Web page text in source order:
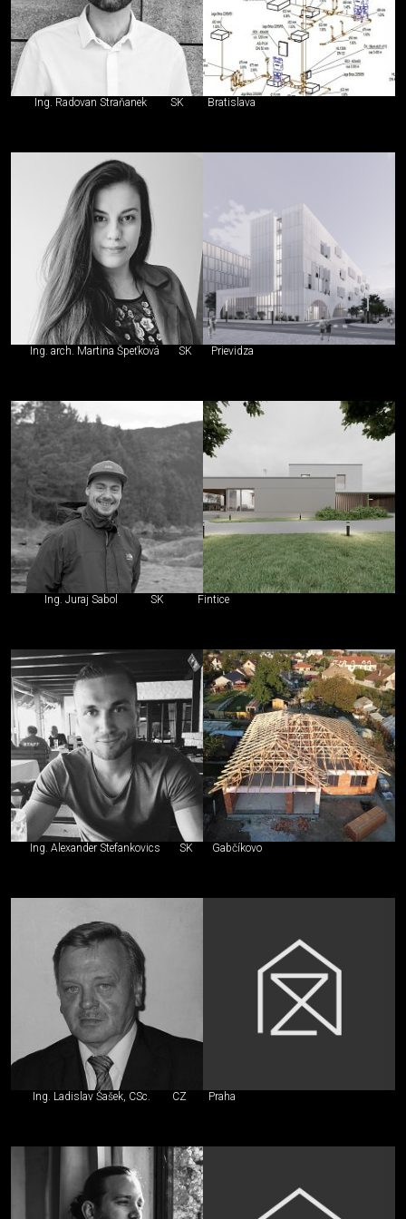
Ing. Radovan Straňanek SK Bratislava
Ing. arch. Martina Špeťková SK Prievidza
Ing. Juraj Sabol SK Fintice
Ing. Alexander Stefankovics SK Gabčíkovo
Ing. Ladislav Šašek, CSc. CZ Praha